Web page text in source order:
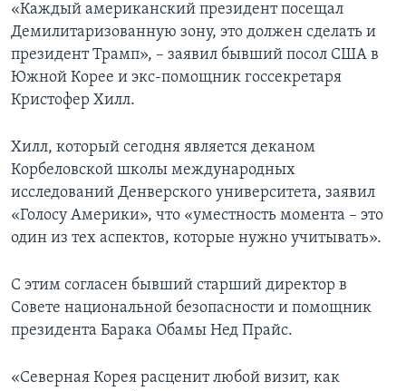
«Каждый американский президент посещал
Демилитаризованную зону, это должен сделать и
президент Трамп», – заявил бывший посол США в
Южной Корее и экс-помощник госсекретаря
Кристофер Хилл.
Хилл, который сегодня является деканом
Корбеловской школы международных
исследований Денверского университета, заявил
«Голосу Америки», что «уместность момента – это
один из тех аспектов, которые нужно учитывать».
С этим согласен бывший старший директор в
Совете национальной безопасности и помощник
президента Барака Обамы Нед Прайс.
«Северная Корея расценит любой визит, как